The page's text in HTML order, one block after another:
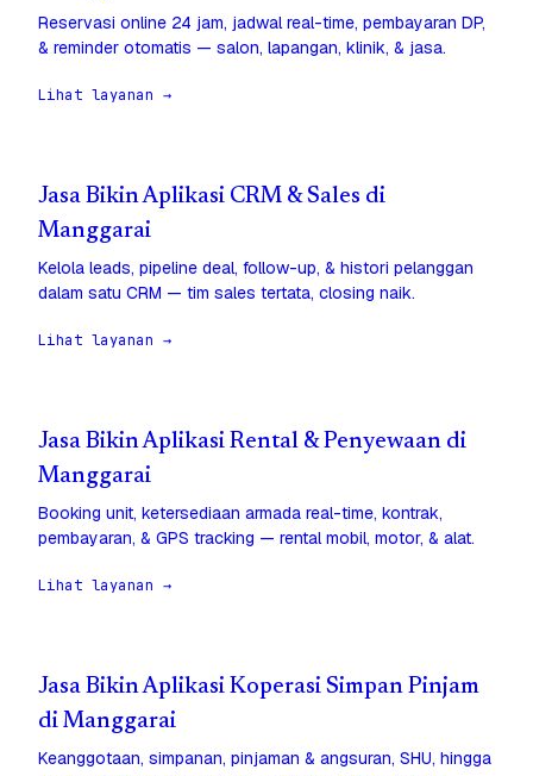
Reservasi online 24 jam, jadwal real-time, pembayaran DP,
& reminder otomatis — salon, lapangan, klinik, & jasa.
Lihat layanan →
Jasa Bikin Aplikasi CRM & Sales di
Manggarai
Kelola leads, pipeline deal, follow-up, & histori pelanggan
dalam satu CRM — tim sales tertata, closing naik.
Lihat layanan →
Jasa Bikin Aplikasi Rental & Penyewaan di
Manggarai
Booking unit, ketersediaan armada real-time, kontrak,
pembayaran, & GPS tracking — rental mobil, motor, & alat.
Lihat layanan →
Jasa Bikin Aplikasi Koperasi Simpan Pinjam
di Manggarai
Keanggotaan, simpanan, pinjaman & angsuran, SHU, hingga